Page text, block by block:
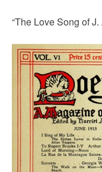
“The Love Song of